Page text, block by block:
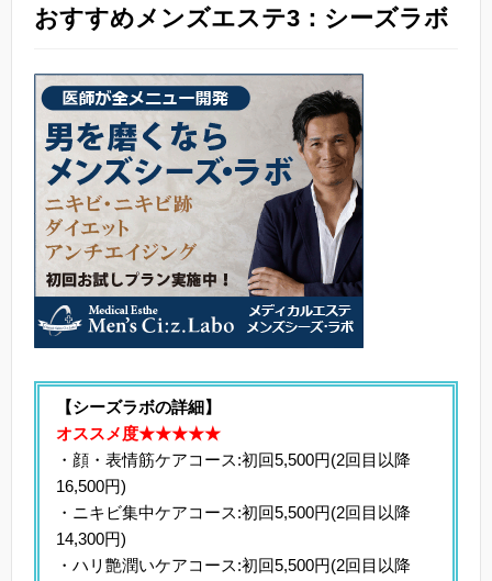
おすすめメンズエステ3：シーズラボ
【シーズラボの詳細】
オススメ度★★★★★
・顔・表情筋ケアコース:初回5,500円(2回目以降
16,500円)
・ニキビ集中ケアコース:初回5,500円(2回目以降
14,300円)
・ハリ艶潤いケアコース:初回5,500円(2回目以降